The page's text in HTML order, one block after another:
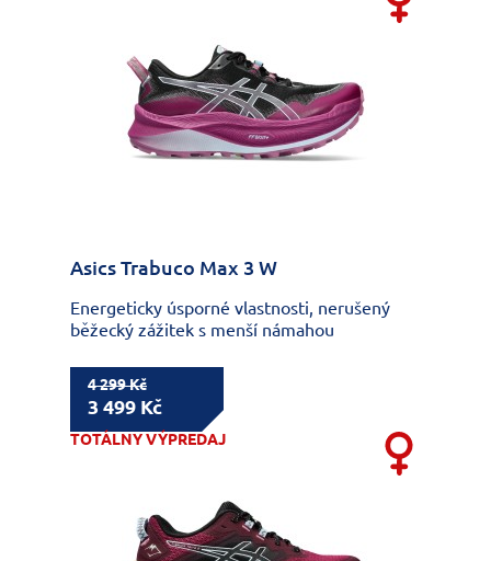
Asics Trabuco Max 3 W
Energeticky úsporné vlastnosti, nerušený
běžecký zážitek s menší námahou
4 299 Kč
3 499 Kč
TOTÁLNY VÝPREDAJ